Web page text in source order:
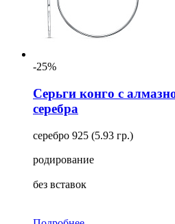
-25%
Серьги конго с
серебра
серебро 925 (5.93 гр.)
родирование
без вставок